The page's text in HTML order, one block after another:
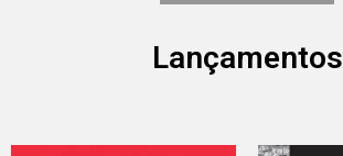
Lançamentos